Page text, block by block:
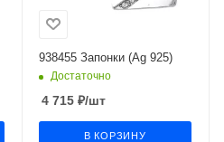
938455 Запонки (Ag 925)
Достаточно
4 715₽/шт
В КОРЗИНУ